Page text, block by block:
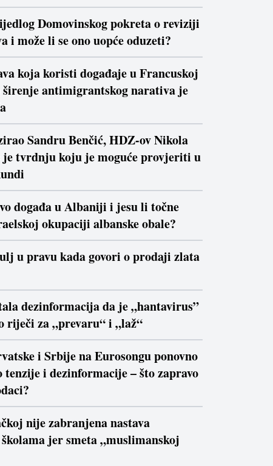
Domovinskog pokreta o reviziji
i može li se ono uopće oduzeti?
koja koristi događaje u Francuskoj
antimigrantskog narativa je
Sandru Benčić, HDZ-ov Nikola
tvrdnju koju je moguće provjeriti u
događa u Albaniji i jesu li točne
okupaciji albanske obale?
u pravu kada govori o prodaji zlata
dezinformacija da je „hantavirus”
riječi za „prevaru“ i „laž“
i Srbije na Eurosongu ponovno
i dezinformacije – što zapravo
nije zabranjena nastava
jer smeta „muslimanskoj